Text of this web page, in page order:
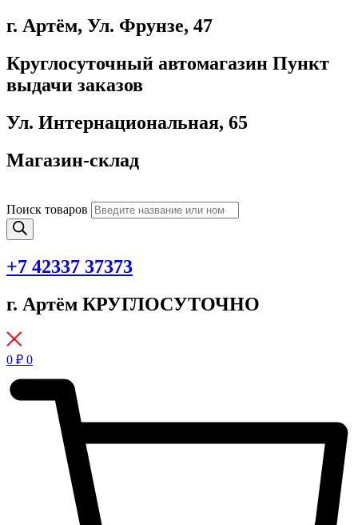
г. Артём, ​Ул. Фрунзе, 47
Круглосуточный автомагазин Пункт
выдачи заказов
Ул. Интернациональная, 65
Магазин-склад
Поиск товаров
+7 42337 37373
г. Артём КРУГЛОСУТОЧНО
0 ₽ 0